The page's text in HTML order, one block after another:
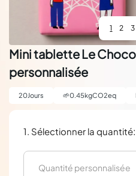
1 2 3
Mini tablette Le
personnalisée
20Jours 🌱0.45kgCO2eq
1. Sélectionner la quantité: